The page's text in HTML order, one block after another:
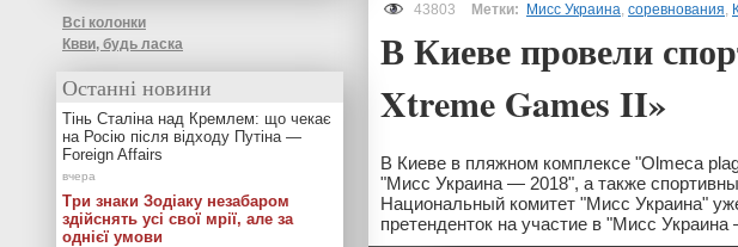
43803
Метки: Мисс Украина, соревнования,
В Киеве провели
Xtreme Games II»
В Киеве в пляжном комплексе "Olmeca
"Мисс Украина — 2018", а также
Национальный комитет "Мисс Украина"
претенденток на участие в "Мисс
Всі колонки
Квви, будь ласка
Останні новини
Тінь Сталіна над Кремлем: що чекає
на Росію після відходу Путіна —
Foreign Affairs
Три знаки Зодіаку незабаром
здійснять усі свої мрії, але за
однієї умови